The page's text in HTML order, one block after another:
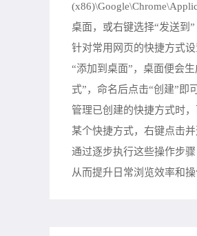
桌面，或右键选择“发送到
针对常用网页的快捷方式
“添加到桌面”，桌面便会
式”，命名后点击“创建”即
管理已创建的快捷方式时
某个快捷方式，右键点击并
通过逐步执行这些操作步
从而提升日常浏览效率和操